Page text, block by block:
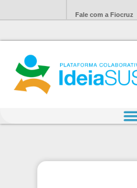
Fale com a Fiocruz